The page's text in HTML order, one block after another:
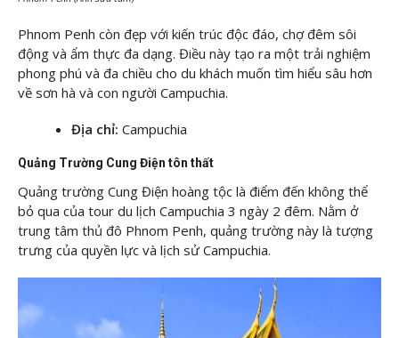
Phnom Penh còn đẹp với kiến trúc độc đáo, chợ đêm sôi
động và ẩm thực đa dạng. Điều này tạo ra một trải nghiệm
phong phú và đa chiều cho du khách muốn tìm hiểu sâu hơn
về sơn hà và con người Campuchia.
Địa chỉ: Campuchia
Quảng Trường Cung Điện tôn thất
Quảng trường Cung Điện hoàng tộc là điểm đến không thể
bỏ qua của tour du lịch Campuchia 3 ngày 2 đêm. Nằm ở
trung tâm thủ đô Phnom Penh, quảng trường này là tượng
trưng của quyền lực và lịch sử Campuchia.